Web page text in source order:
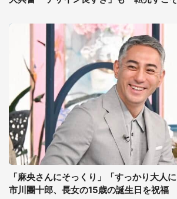
「麻央さんにそっくり」「すっかり大人
市川團十郎、長女の15歳の誕生日を祝福